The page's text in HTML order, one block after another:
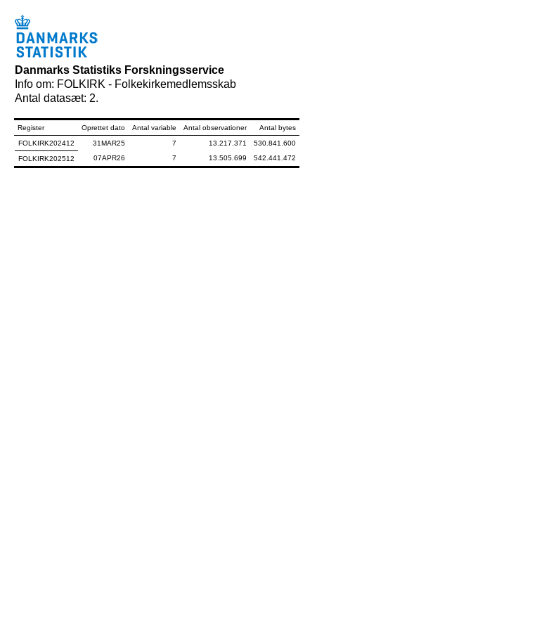
Danmarks Statistiks Forskningsservice
Info om: FOLKIRK - Folkekirkemedlemsskab
Antal datasæt: 2.
Register Oprettet dato Antal variable Antal observationer
Antal bytes
FOLKIRK202412
31MAR25 7 13.217.371
530.841.600
FOLKIRK202512
07APR26 7 13.505.699 542.441.472